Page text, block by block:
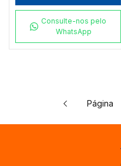
Consulte-nos pelo
WhatsApp
Página